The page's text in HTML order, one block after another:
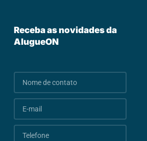
Receba as novidades da
AlugueON